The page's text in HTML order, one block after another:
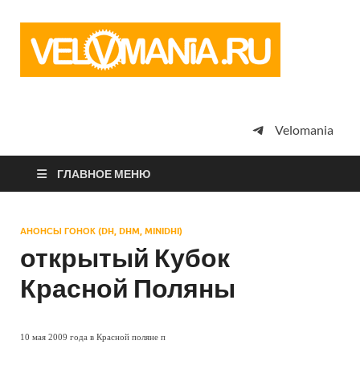
просто
Velomania
ГЛАВНОЕ МЕНЮ
АНОНСЫ ГОНОК (DH, DHM, MINIDHI)
открытый Кубок
Красной Поляны
10 мая 2009 года в Красной поляне п